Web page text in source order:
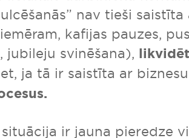
nav tieši saistīta
kafijas pauzes,
jubileju svinēšana),
ja tā ir saistīta ar
ir jauna pieredze